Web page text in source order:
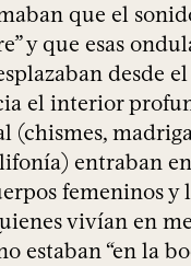
que el
y que esas
desde
el interior
(chismes,
entraban
femeninos y
vivían en
estaban “en la